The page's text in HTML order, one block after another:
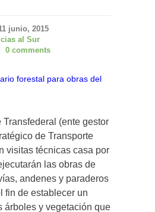
junio, 2015
al Sur
0 comments
Transfederal (ente gestor
de Transporte
visitas técnicas casa por
las obras de
andenes y paraderos
fin de establecer un
árboles y vegetación que